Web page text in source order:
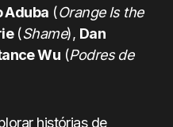
Aduba (Orange Is the
(Shame), Dan
Wu (Podres de
histórias de